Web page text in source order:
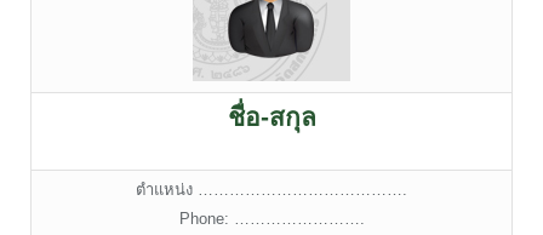
ชื่อ-สกุล
ตำแหน่ง ………………………………….
Phone: …………………….